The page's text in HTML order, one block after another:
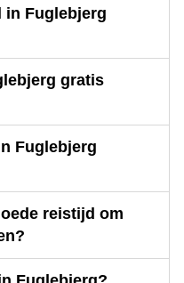
in Fuglebjerg
gratis
Fuglebjerg
reistijd om